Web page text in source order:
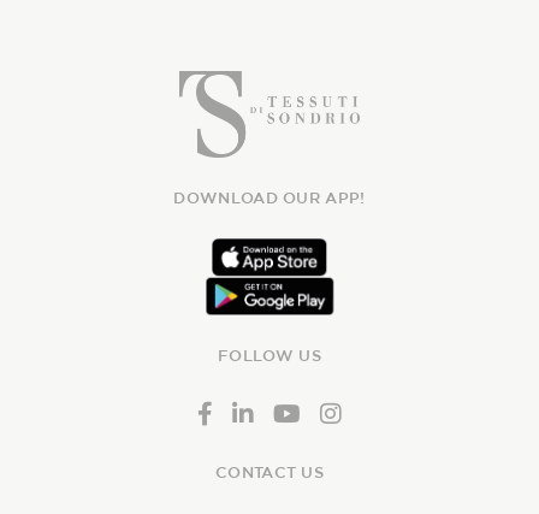
DOWNLOAD OUR APP!
FOLLOW US
CONTACT US